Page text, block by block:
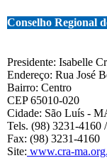
Conselho Regional
Presidente: Isabelle
Endereço: Rua José
Bairro: Centro
CEP 65010-020
Cidade: São Luís -
Tels. (98) 3231-4160
Fax: (98) 3231-4160
Site: www.cra-